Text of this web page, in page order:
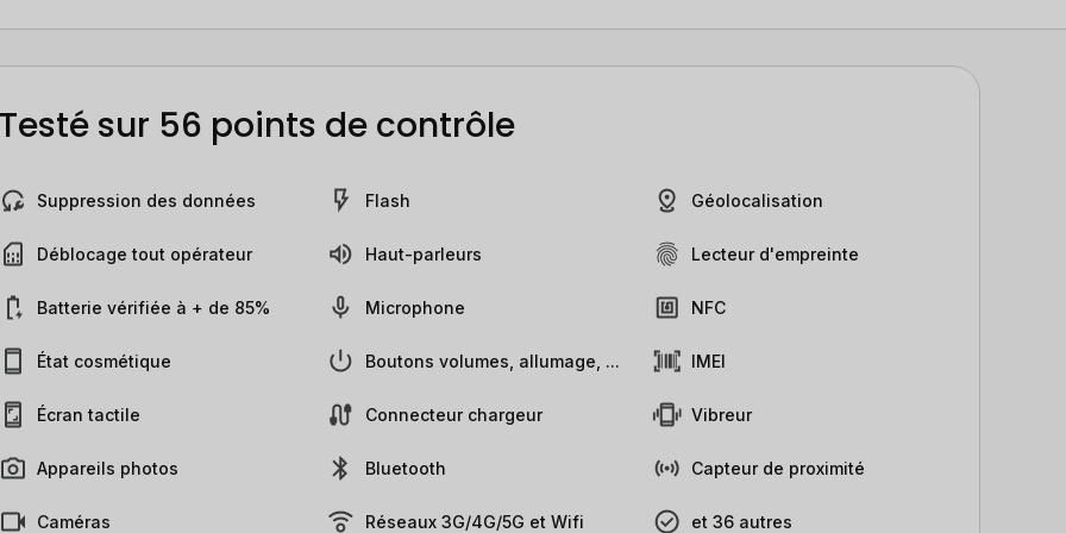
Testé sur 56 points de contrôle
Suppression des données
Déblocage tout opérateur
Batterie vérifiée à + de 85%
État cosmétique
Écran tactile
Appareils photos
Caméras
Flash
Haut-parleurs
Microphone
Boutons volumes, allumage, ...
Connecteur chargeur
Bluetooth
Réseaux 3G/4G/5G et Wifi
Géolocalisation
Lecteur d'empreinte
NFC
IMEI
Vibreur
Capteur de proximité
et 36 autres